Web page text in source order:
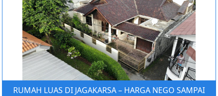
RUMAH LUAS DI JAGAKARSA – HARGA NEGO SAMPAI